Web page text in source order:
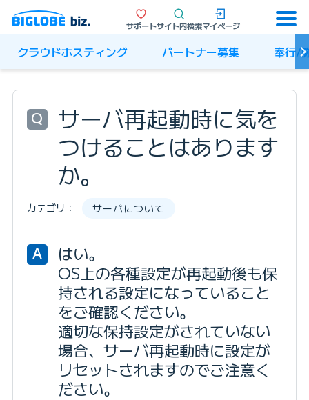
サポートサイト内検索マイページ
クラウドホスティング パートナー募集 奉行/
Q
サーバ再起動時に気を
つけることはあります
か。
カテゴリ： サーバについて
A
はい。
OS上の各種設定が再起動後も保
持される設定になっていること
をご確認ください。
適切な保持設定がされていない
場合、サーバ再起動時に設定が
リセットされますのでご注意く
ださい。